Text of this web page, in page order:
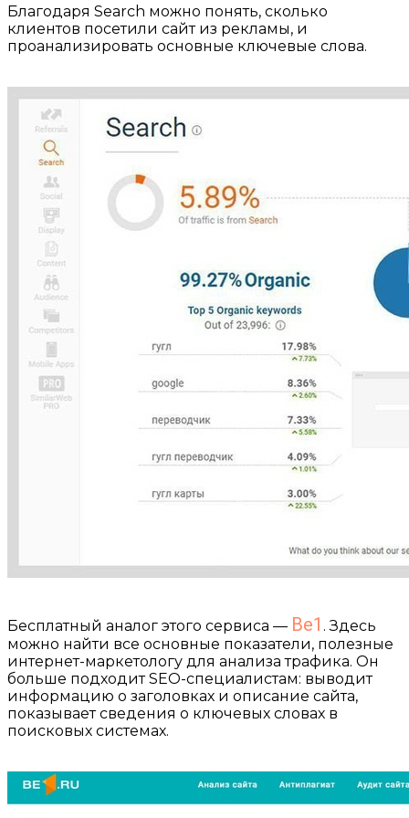
Благодаря Search можно понять, сколько
клиентов посетили сайт из рекламы, и
проанализировать основные ключевые слова.
Бесплатный аналог этого сервиса — Be1 . Здесь
можно найти все основные показатели, полезные
интернет-маркетологу для анализа трафика. Он
больше подходит SEO-специалистам: выводит
информацию о заголовках и описание сайта,
показывает сведения о ключевых словах в
поисковых системах.